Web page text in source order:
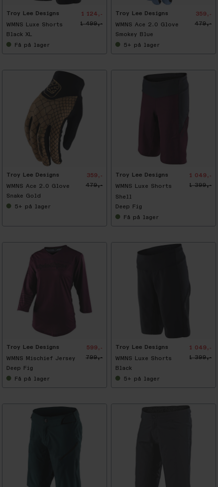
Troy Lee Designs
WMNS Luxe Shorts
1 124,-
1 499,-
Black XL
Få på lager
Troy Lee Designs
WMNS Ace 2.0 Glove
359,-
479,-
Smokey Blue
5+ på lager
Troy Lee Designs
WMNS Ace 2.0 Glove
359,-
479,-
Snake Gold
5+ på lager
Troy Lee Designs
WMNS Luxe Shorts
Shell
1 049,-
1 399,-
Deep Fig
Få på lager
Troy Lee Designs
WMNS Mischief Jersey
599,-
799,-
Deep Fig
Få på lager
Troy Lee Designs
WMNS Luxe Shorts
1 049,-
1 399,-
Black
5+ på lager